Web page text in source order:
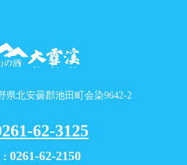
県北安曇郡池田町会染9642-2
62-3125
0261-62-2150